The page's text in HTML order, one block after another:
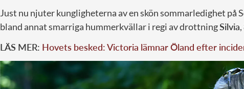
Just nu njuter kungligheterna av en skön sommarledighet på
bland annat smarriga hummerkvällar i regi av drottningSilvia
LÄS MER: Hovets besked: Victoria lämnar Öland efter